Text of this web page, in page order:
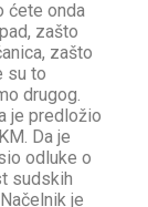
ćete onda
zašto
zašto
su to
drugog.
je predložio
Da je
odluke o
sudskih
je